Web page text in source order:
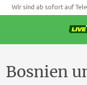
Wir sind ab sofort auf
Inhalt
Bosnien